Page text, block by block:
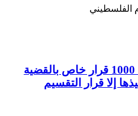
الفلسطيني
أصدرت الأمم المتحدة 1000 قرار خاص بالقضية
إلا قرار التقسيم